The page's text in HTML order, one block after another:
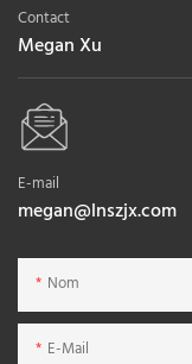
Contact
Megan Xu
E-mail
megan@lnszjx.com
Nom
E-Mail